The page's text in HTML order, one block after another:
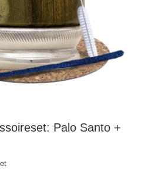
Palo Santo +